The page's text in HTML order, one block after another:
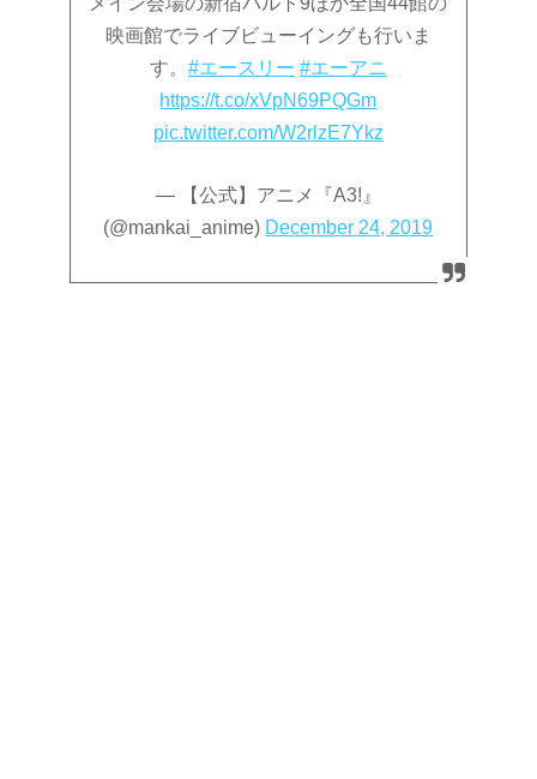
映画館でライブビューイングも行いま
す。 #エースリー #エーアニ
https://t.co/xVpN69PQGm
pic.twitter.com/W2rlzE7Ykz
— 【公式】アニメ『A3!』
(@mankai_anime) December 24, 2019